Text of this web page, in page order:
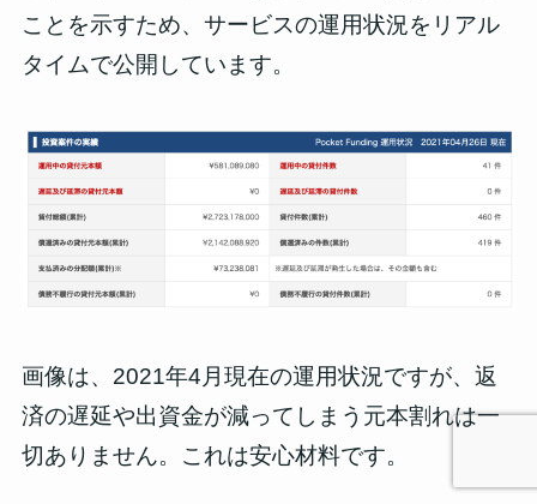
ことを示すため、サービスの運用状況をリアル
タイムで公開 しています。
画像は、2021年4月現在の運用状況ですが、返
済の遅延や出資金が減ってしまう元本割れは一
切ありません。これは安心材料です。